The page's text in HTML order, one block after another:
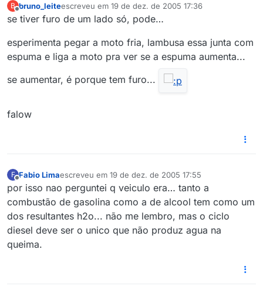
B
Offline
bruno_leiteescreveu em 19 de dez. de 2005 17:36
última edição por
se tiver furo de um lado só, pode…
esperimenta pegar a moto fria, lambusa essa junta com
espuma e liga a moto pra ver se a espuma aumenta...
se aumentar, é porque tem furo...
falow
F
Offline
Fabio Limaescreveu em 19 de dez. de 2005 17:55
última edição por
por isso nao perguntei q veiculo era… tanto a
combustão de gasolina como a de alcool tem como um
dos resultantes h2o... não me lembro, mas o ciclo
diesel deve ser o unico que não produz agua na
queima.